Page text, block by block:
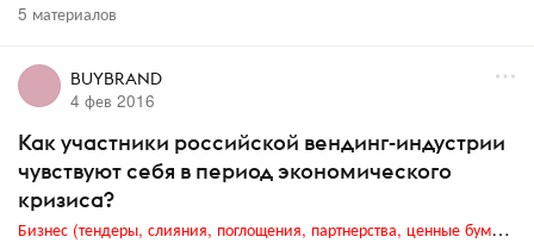
5 материалов
BUYBRAND
4 фев 2016
Как участники российской вендинг-индустрии
чувствуют себя в период экономического
кризиса?
Бизнес (тендеры, слияния, поглощения, партнерства, ценные бумаги, акционеры, финансы и отчетность)